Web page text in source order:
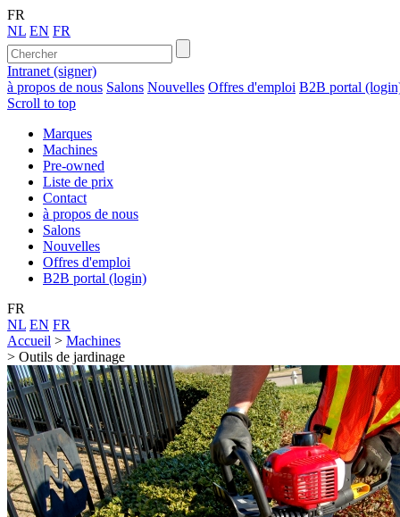
FR
NL EN FR
Intranet (signer)
à propos de nous Salons Nouvelles Offres d'emploi B2B portal
Scroll to top
Marques
Machines
Pre-owned
Liste de prix
Contact
à propos de nous
Salons
Nouvelles
Offres d'emploi
B2B portal (login)
FR
NL EN FR
Accueil > Machines
> Outils de jardinage